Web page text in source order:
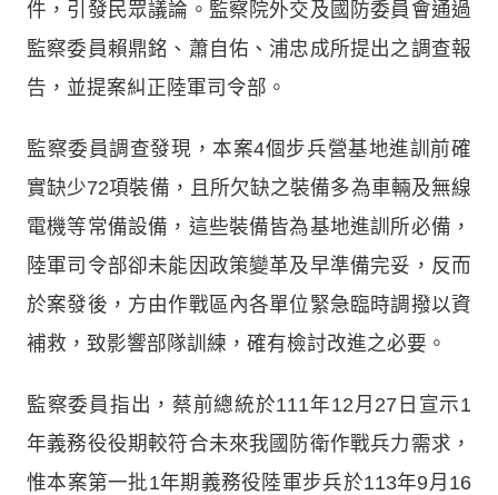
件，引發民眾議論。監察院外交及國防委員會通過
監察委員賴鼎銘、蕭自佑、浦忠成所提出之調查報
告，並提案糾正陸軍司令部。
監察委員調查發現，本案4個步兵營基地進訓前確
實缺少72項裝備，且所欠缺之裝備多為車輛及無線
電機等常備設備，這些裝備皆為基地進訓所必備，
陸軍司令部卻未能因政策變革及早準備完妥，反而
於案發後，方由作戰區內各單位緊急臨時調撥以資
補救，致影響部隊訓練，確有檢討改進之必要。
監察委員指出，蔡前總統於111年12月27日宣示1
年義務役役期較符合未來我國防衛作戰兵力需求，
惟本案第一批1年期義務役陸軍步兵於113年9月16